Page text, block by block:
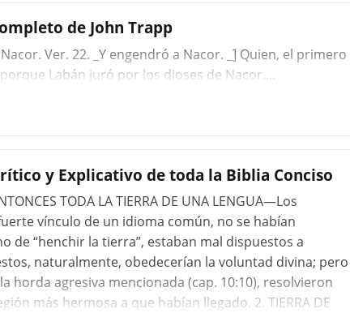
de John Trapp
Ver. 22. _Y engendró a Nacor. _] Quien, el primero
Labán juró por los dioses de Nacor....
y Explicativo de toda la Biblia Conciso
TODA LA TIERRA DE UNA LENGUA—Los
vínculo de un idioma común, no se habían
de “henchir la tierra”, estaban mal dispuestos a
naturalmente, obedecerían la voluntad divina; pero
horda agresiva mencionada (cap. 10:10), resolvieron
más hermosa a que habían llegado. 2. TIERRA DE